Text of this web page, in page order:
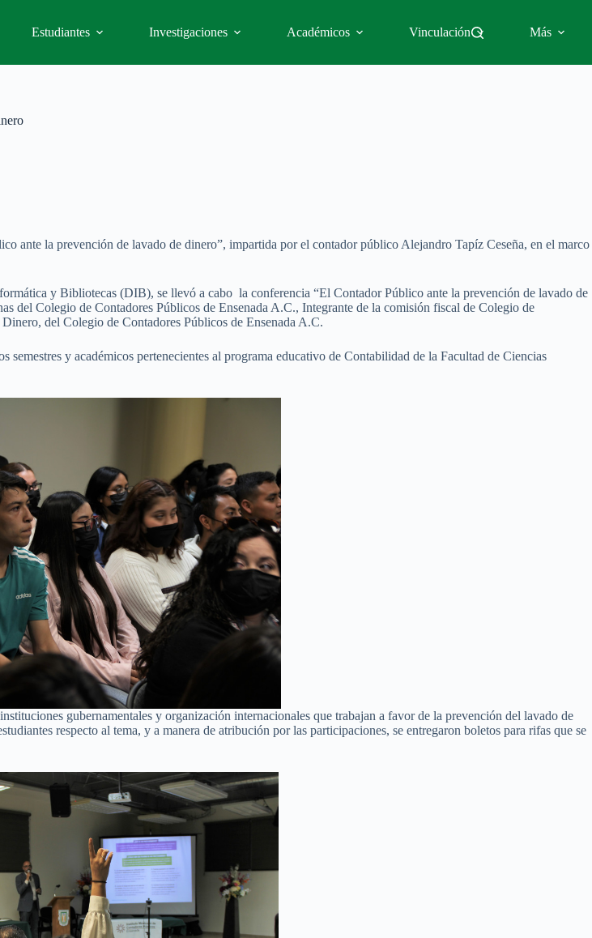
Estudiantes Investigaciones Académicos Vinculación Más
ante la prevención de lavado de dinero”, impartida por el contador público Alejandro Tapíz Ceseña, en el marco
y Bibliotecas (DIB), se llevó a cabo la conferencia “El Contador Público ante la prevención de lavado de
del Colegio de Contadores Públicos de Ensenada A.C., Integrante de la comisión fiscal de Colegio de
del Colegio de Contadores Públicos de Ensenada A.C.
y académicos pertenecientes al programa educativo de Contabilidad de la Facultad de Ciencias
gubernamentales y organización internacionales que trabajan a favor de la prevención del lavado de
respecto al tema, y a manera de atribución por las participaciones, se entregaron boletos para rifas que se